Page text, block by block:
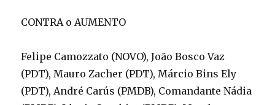
CONTRA o AUMENTO
Felipe Camozzato (NOVO), João Bosco Vaz
(PDT), Mauro Zacher (PDT), Márcio Bins Ely
(PDT), André Carús (PMDB), Comandante Nádia